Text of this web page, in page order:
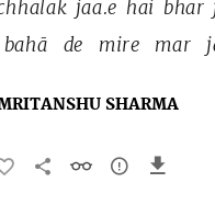
jaa.e hai bhar
bahā de mire mar
SHARMA